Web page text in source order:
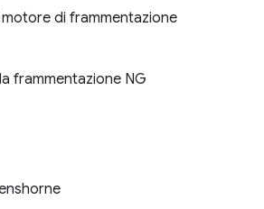
di frammentazione
frammentazione NG